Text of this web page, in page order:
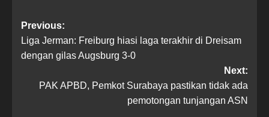
Previous:
Liga Jerman: Freiburg hiasi laga terakhir di Dreisam
dengan gilas Augsburg 3-0
Next:
PAK APBD, Pemkot Surabaya pastikan tidak ada
pemotongan tunjangan ASN